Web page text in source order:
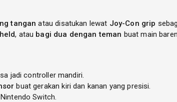
tangan atau disatukan lewat Joy-Con grip
, atau bagi dua dengan teman buat main
jadi controller mandiri.
buat gerakan kiri dan kanan yang presisi.
Switch.